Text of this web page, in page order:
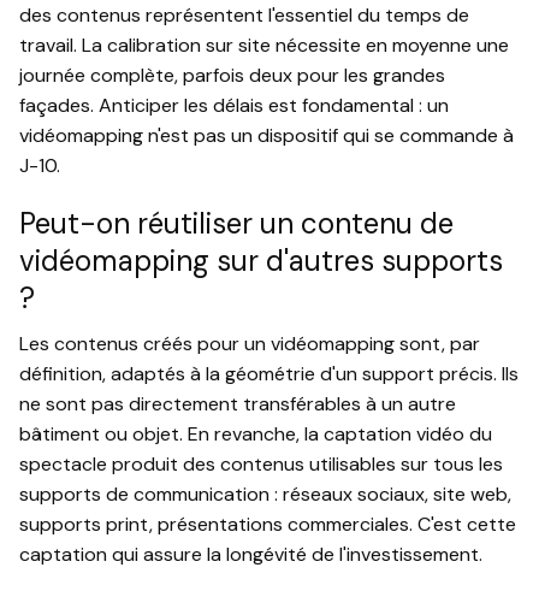
des contenus représentent l'essentiel du temps de
travail. La calibration sur site nécessite en moyenne une
journée complète, parfois deux pour les grandes
façades. Anticiper les délais est fondamental : un
vidéomapping n'est pas un dispositif qui se commande à
J-10.
Peut-on réutiliser un contenu de
vidéomapping sur d'autres supports
?
Les contenus créés pour un vidéomapping sont, par
définition, adaptés à la géométrie d'un support précis. Ils
ne sont pas directement transférables à un autre
bâtiment ou objet. En revanche, la captation vidéo du
spectacle produit des contenus utilisables sur tous les
supports de communication : réseaux sociaux, site web,
supports print, présentations commerciales. C'est cette
captation qui assure la longévité de l'investissement.